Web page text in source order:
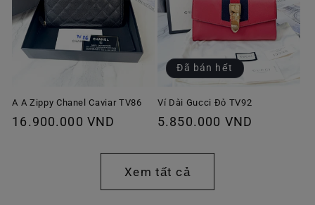
A A Zippy Chanel Caviar TV86
Giá
16.900.000 VND
Đã bán hết
Ví Dài Gucci Đỏ TV92
Giá
thường
5.850.000 VND
Xem tất cả